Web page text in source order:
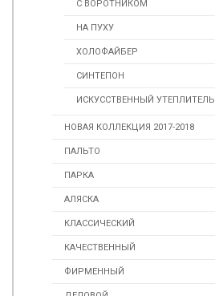
С ВОРОТНИКОМ
НА ПУХУ
ХОЛОФАЙБЕР
СИНТЕПОН
ИСКУССТВЕННЫЙ УТЕПЛИТЕЛЬ
НОВАЯ КОЛЛЕКЦИЯ 2017-2018
ПАЛЬТО
ПАРКА
АЛЯСКА
КЛАССИЧЕСКИЙ
КАЧЕСТВЕННЫЙ
ФИРМЕННЫЙ